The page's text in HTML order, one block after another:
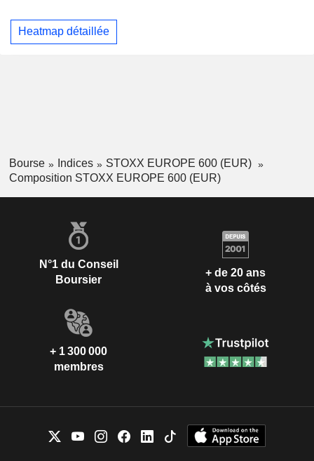
Heatmap détaillée
Bourse Indices
STOXX EUROPE 600 (EUR)
Composition STOXX EUROPE 600 (EUR)
N°1 du Conseil
Boursier
+ de 20 ans
à vos côtés
+ 1 300 000
membres